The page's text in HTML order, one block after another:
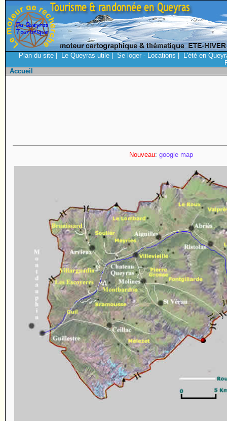
Plan du site Le Queyras utile Se loger - Locations
L'été en
Accueil
Nouveau: google map